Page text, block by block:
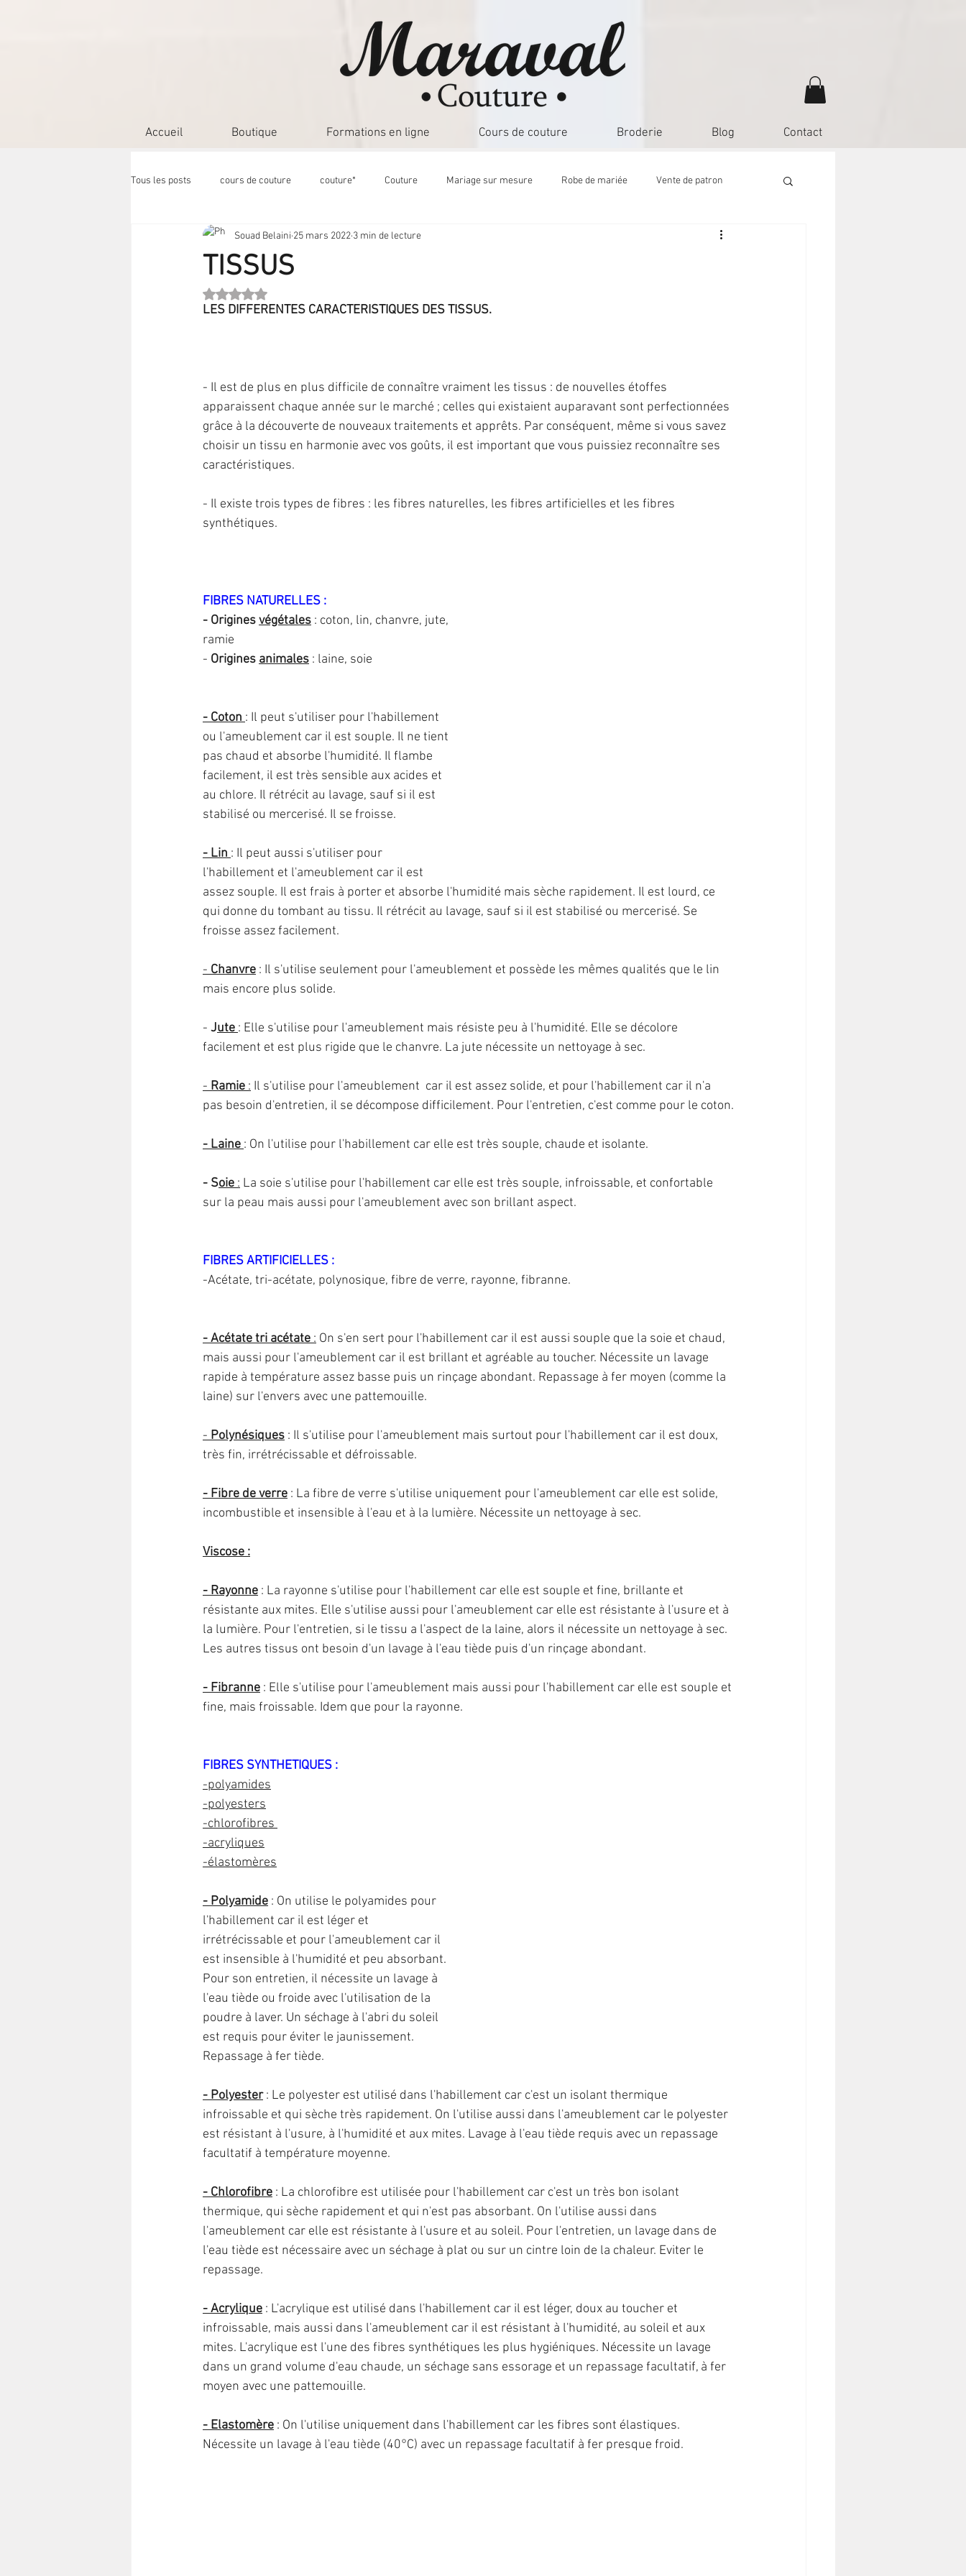
Accueil Boutique Formations en ligne Cours de couture Broderie Blog Contact
Tous les posts cours de couture couture* Couture Mariage sur mesure Robe de mariée Vente de patron
Formation couture
TISSUS
Souad Belaini 25 mars 2022 3 min de lecture
Noté NaN étoiles sur 5.
LES DIFFERENTES CARACTERISTIQUES DES TISSUS.
- Il est de plus en plus difficile de connaître vraiment les tissus : de nouvelles étoffes
apparaissent chaque année sur le marché ; celles qui existaient auparavant sont perfectionnées
grâce à la découverte de nouveaux traitements et apprêts. Par conséquent, même si vous savez
choisir un tissu en harmonie avec vos goûts, il est important que vous puissiez reconnaître ses
caractéristiques.
- Il existe trois types de fibres : les fibres naturelles, les fibres artificielles et les fibres
synthétiques.
FIBRES NATURELLES :
- Origines végétales : coton, lin, chanvre, jute,
ramie
- Origines animales : laine, soie
- Coton : Il peut s'utiliser pour l'habillement
ou l'ameublement car il est souple. Il ne tient
pas chaud et absorbe l'humidité. Il flambe
facilement, il est très sensible aux acides et
au chlore. Il rétrécit au lavage, sauf si il est
stabilisé ou mercerisé. Il se froisse.
- Lin : Il peut aussi s'utiliser pour
l'habillement et l'ameublement car il est
assez souple. Il est frais à porter et absorbe l'humidité mais sèche rapidement. Il est lourd, ce
qui donne du tombant au tissu. Il rétrécit au lavage, sauf si il est stabilisé ou mercerisé. Se
froisse assez facilement.
- Chanvre : Il s'utilise seulement pour l'ameublement et possède les mêmes qualités que le lin
mais encore plus solide.
- Jute : Elle s'utilise pour l'ameublement mais résiste peu à l'humidité. Elle se décolore
facilement et est plus rigide que le chanvre. La jute nécessite un nettoyage à sec.
- Ramie : Il s'utilise pour l'ameublement  car il est assez solide, et pour l'habillement car il n'a
pas besoin d'entretien, il se décompose difficilement. Pour l'entretien, c'est comme pour le coton.
- Laine : On l'utilise pour l'habillement car elle est très souple, chaude et isolante.
- Soie : La soie s'utilise pour l'habillement car elle est très souple, infroissable, et confortable
sur la peau mais aussi pour l'ameublement avec son brillant aspect.
FIBRES ARTIFICIELLES :
-Acétate, tri-acétate, polynosique, fibre de verre, rayonne, fibranne.
- Acétate tri acétate : On s'en sert pour l'habillement car il est aussi souple que la soie et chaud,
mais aussi pour l'ameublement car il est brillant et agréable au toucher. Nécessite un lavage
rapide à température assez basse puis un rinçage abondant. Repassage à fer moyen (comme la
laine) sur l'envers avec une pattemouille.
- Polynésiques : Il s'utilise pour l'ameublement mais surtout pour l'habillement car il est doux,
très fin, irrétrécissable et défroissable.
- Fibre de verre : La fibre de verre s'utilise uniquement pour l'ameublement car elle est solide,
incombustible et insensible à l'eau et à la lumière. Nécessite un nettoyage à sec.
Viscose :
- Rayonne : La rayonne s'utilise pour l'habillement car elle est souple et fine, brillante et
résistante aux mites. Elle s'utilise aussi pour l'ameublement car elle est résistante à l'usure et à
la lumière. Pour l'entretien, si le tissu a l'aspect de la laine, alors il nécessite un nettoyage à sec.
Les autres tissus ont besoin d'un lavage à l'eau tiède puis d'un rinçage abondant.
- Fibranne : Elle s'utilise pour l'ameublement mais aussi pour l'habillement car elle est souple et
fine, mais froissable. Idem que pour la rayonne.
FIBRES SYNTHETIQUES :
-polyamides
-polyesters
-chlorofibres
-acryliques
-élastomères
- Polyamide : On utilise le polyamides pour
l'habillement car il est léger et
irrétrécissable et pour l'ameublement car il
est insensible à l'humidité et peu absorbant.
Pour son entretien, il nécessite un lavage à
l'eau tiède ou froide avec l'utilisation de la
poudre à laver. Un séchage à l'abri du soleil
est requis pour éviter le jaunissement.
Repassage à fer tiède.
- Polyester : Le polyester est utilisé dans l'habillement car c'est un isolant thermique
infroissable et qui sèche très rapidement. On l'utilise aussi dans l'ameublement car le polyester
est résistant à l'usure, à l'humidité et aux mites. Lavage à l'eau tiède requis avec un repassage
facultatif à température moyenne.
- Chlorofibre : La chlorofibre est utilisée pour l'habillement car c'est un très bon isolant
thermique, qui sèche rapidement et qui n'est pas absorbant. On l'utilise aussi dans
l'ameublement car elle est résistante à l'usure et au soleil. Pour l'entretien, un lavage dans de
l'eau tiède est nécessaire avec un séchage à plat ou sur un cintre loin de la chaleur. Eviter le
repassage.
- Acrylique : L'acrylique est utilisé dans l'habillement car il est léger, doux au toucher et
infroissable, mais aussi dans l'ameublement car il est résistant à l'humidité, au soleil et aux
mites. L'acrylique est l'une des fibres synthétiques les plus hygiéniques. Nécessite un lavage
dans un grand volume d'eau chaude, un séchage sans essorage et un repassage facultatif, à fer
moyen avec une pattemouille.
- Elastomère : On l'utilise uniquement dans l'habillement car les fibres sont élastiques.
Nécessite un lavage à l'eau tiède (40°C) avec un repassage facultatif à fer presque froid.